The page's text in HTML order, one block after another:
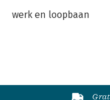
werk en loopbaan